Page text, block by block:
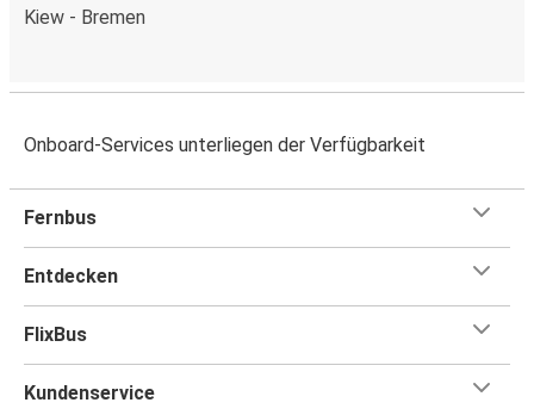
Kiew - Bremen
Onboard-Services unterliegen der Verfügbarkeit
Fernbus
Entdecken
FlixBus
Kundenservice